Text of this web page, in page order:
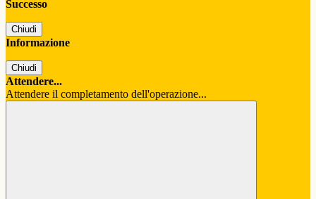
Successo
Chiudi
Informazione
Chiudi
Attendere...
Attendere il completamento dell'operazione...